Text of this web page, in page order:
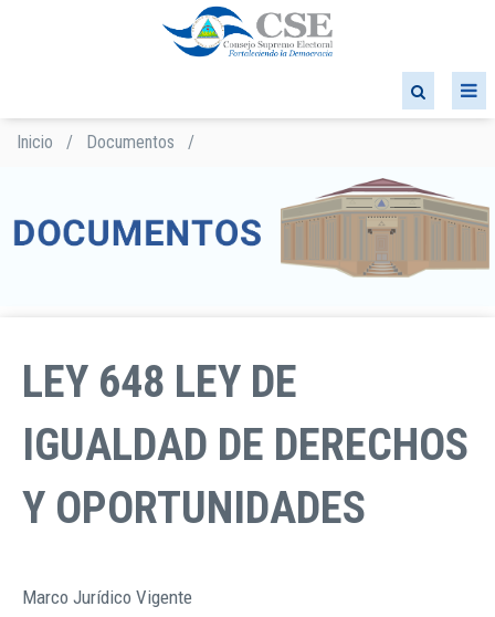
Sobrescribir
ayuda
a
Inicio / Documentos /
LEY 648 LEY DE
IGUALDAD DE DERECHOS
Y OPORTUNIDADES
Marco Jurídico Vigente